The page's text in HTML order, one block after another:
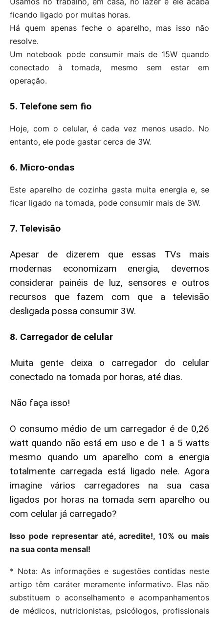
ficando ligado por muitas horas.
Há quem apenas feche o aparelho, mas isso não
resolve.
Um notebook pode consumir mais de 15W quando
conectado à tomada, mesmo sem estar em
operação.
5. Telefone sem fio
Hoje, com o celular, é cada vez menos usado. No
entanto, ele pode gastar cerca de 3W.
6. Micro-ondas
Este aparelho de cozinha gasta muita energia e, se
ficar ligado na tomada, pode consumir mais de 3W.
7. Televisão
Apesar de dizerem que essas TVs mais
modernas economizam energia, devemos
considerar painéis de luz, sensores e outros
recursos que fazem com que a televisão
desligada possa consumir 3W.
8. Carregador de celular
Muita gente deixa o carregador do celular
conectado na tomada por horas, até dias.
Não faça isso!
O consumo médio de um carregador é de 0,26
watt quando não está em uso e de 1 a 5 watts
mesmo quando um aparelho com a energia
totalmente carregada está ligado nele. Agora
imagine vários carregadores na sua casa
ligados por horas na tomada sem aparelho ou
com celular já carregado?
Isso pode representar até, acredite!, 10% ou mais
na sua conta mensal!
* Nota: As informações e sugestões contidas neste
artigo têm caráter meramente informativo. Elas não
substituem o aconselhamento e acompanhamentos
de médicos, nutricionistas, psicólogos, profissionais